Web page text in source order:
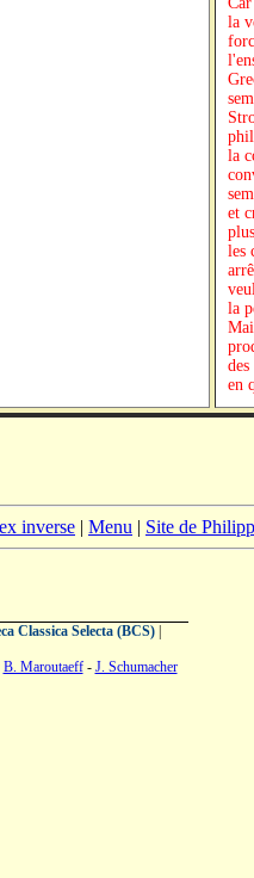
inverse | Menu | Site de
Classica Selecta (BCS)|
B. Maroutaeff- J. Schumacher